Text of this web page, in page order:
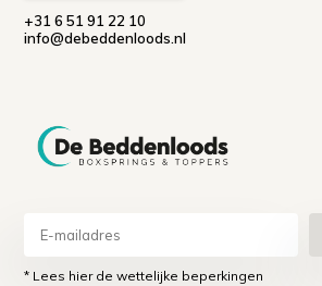
+31 6 51 91 22 10
info@debeddenloods.nl
* Lees hier de wettelijke beperkingen